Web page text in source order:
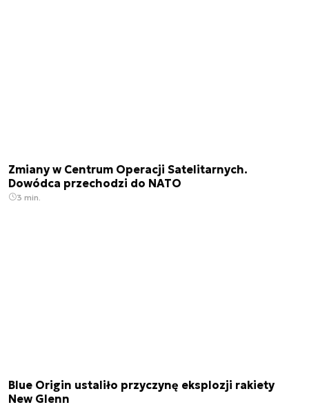
Zmiany w Centrum Operacji Satelitarnych.
Dowódca przechodzi do NATO
3 min.
Blue Origin ustaliło przyczynę eksplozji rakiety
New Glenn